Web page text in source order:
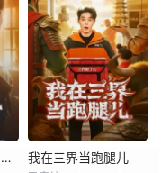
偏心养子，那就别怪我掀桌子了 我在三界当跑腿儿